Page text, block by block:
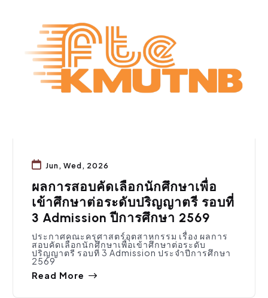
Jun, Wed, 2026
ผลการสอบคัดเลือกนักศึกษาเพื่อ
เข้าศึกษาต่อระดับปริญญาตรี รอบที่
3 Admission ปีการศึกษา 2569
ประกาศคณะครุศาสตร์อุตสาหกรรม เรื่อง ผลการ
สอบคัดเลือกนักศึกษาเพื่อเข้าศึกษาต่อระดับ
ปริญญาตรี รอบที่ 3 Admission ประจำปีการศึกษา
2569
Read More